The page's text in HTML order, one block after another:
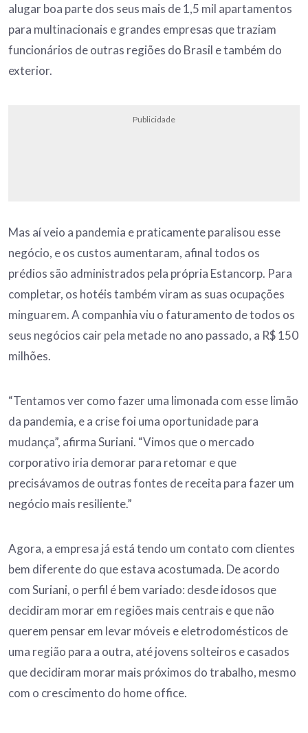
alugar boa parte dos seus mais de 1,5 mil apartamentos
para multinacionais e grandes empresas que traziam
funcionários de outras regiões do Brasil e também do
exterior.
Publicidade
Mas aí veio a pandemia e praticamente paralisou esse
negócio, e os custos aumentaram, afinal todos os
prédios são administrados pela própria Estancorp. Para
completar, os hotéis também viram as suas ocupações
minguarem. A companhia viu o faturamento de todos os
seus negócios cair pela metade no ano passado, a R$ 150
milhões.
“Tentamos ver como fazer uma limonada com esse limão
da pandemia, e a crise foi uma oportunidade para
mudança”, afirma Suriani. “Vimos que o mercado
corporativo iria demorar para retomar e que
precisávamos de outras fontes de receita para fazer um
negócio mais resiliente.”
Agora, a empresa já está tendo um contato com clientes
bem diferente do que estava acostumada. De acordo
com Suriani, o perfil é bem variado: desde idosos que
decidiram morar em regiões mais centrais e que não
querem pensar em levar móveis e eletrodomésticos de
uma região para a outra, até jovens solteiros e casados
que decidiram morar mais próximos do trabalho, mesmo
com o crescimento do home office.